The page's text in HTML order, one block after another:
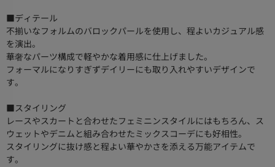
■ディテール
不揃いなフォルムのバロックパールを使用し、程よいカジュアル感
を演出。
華奢なパーツ構成で軽やかな着用感に仕上げました。
フォーマルになりすぎずデイリーにも取り入れやすいデザインで
す。
■スタイリング
レースやスカートと合わせたフェミニンスタイルにはもちろん、ス
ウェットやデニムと組み合わせたミックスコーデにも好相性。
スタイリングに抜け感と程よい華やかさを添える万能アイテムで
す。